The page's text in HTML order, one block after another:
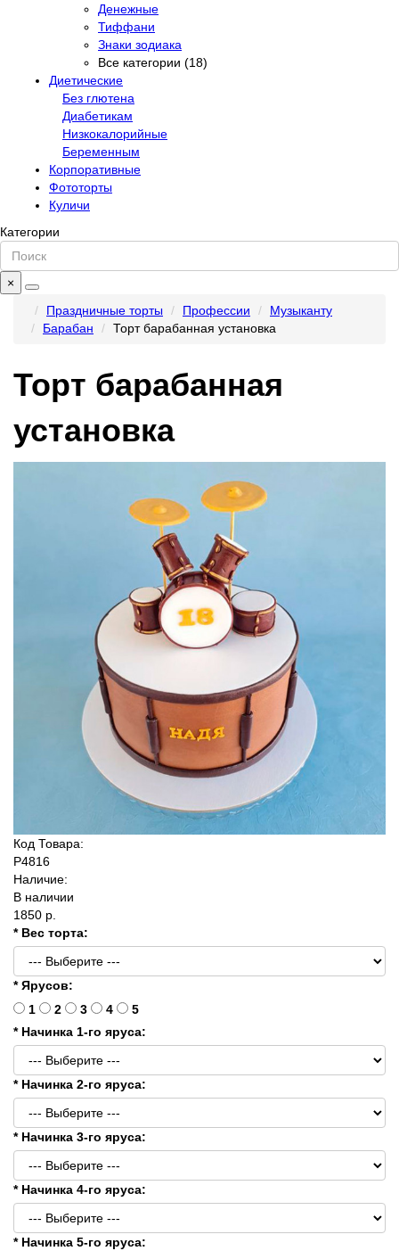
Денежные
Тиффани
Знаки зодиака
Все категории (18)
Диетические
Без глютена
Диабетикам
Низкокалорийные
Беременным
Корпоративные
Фототорты
Куличи
Категории
×
Праздничные торты
Профессии
Музыканту
Барабан
Торт барабанная установка
Торт барабанная
установка
Код Товара:
P4816
Наличие:
В наличии
1850 р.
* Вес торта:
* Ярусов:
1
2 3 4
5
* Начинка 1-го яруса:
* Начинка 2-го яруса:
* Начинка 3-го яруса:
* Начинка 4-го яруса:
* Начинка 5-го яруса: